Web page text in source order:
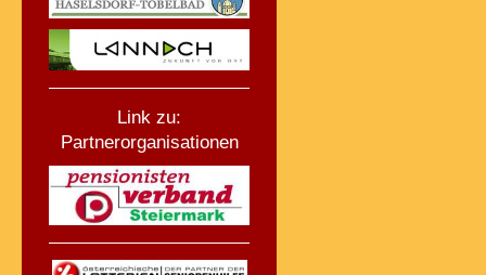
Link zu:
Partnerorganisationen